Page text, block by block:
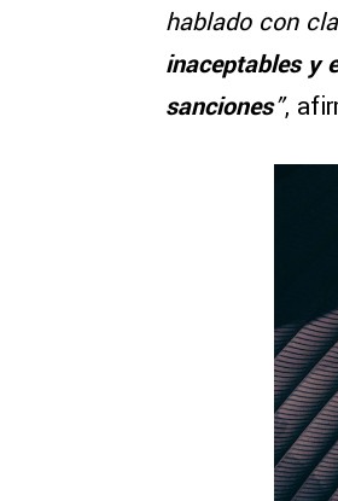
hablado con
inaceptables y
sanciones”,